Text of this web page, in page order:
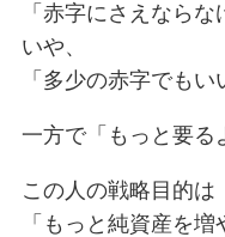
「赤字にさえならな
いや、
「多少の赤字でも
一方で「もっと要る
この人の戦略目的は
「もっと純資産を増